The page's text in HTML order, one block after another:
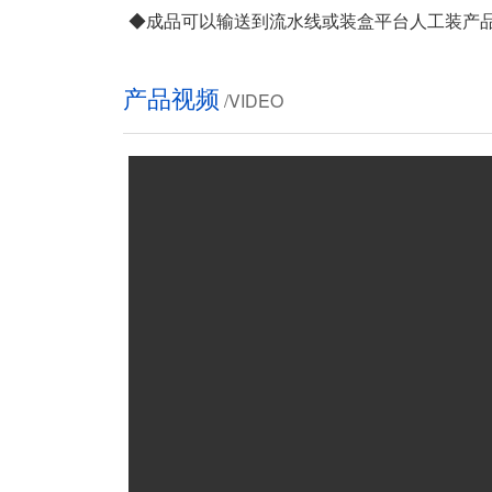
◆成品可以输送到流水线或装盒平台人工装产
产品视频 /VIDEO